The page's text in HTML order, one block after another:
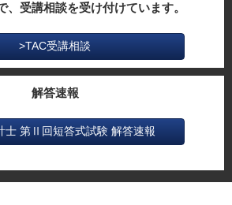
、受講相談を受け付けています。
>TAC受講相談
解答速報
士 第Ⅱ回短答式試験 解答速報